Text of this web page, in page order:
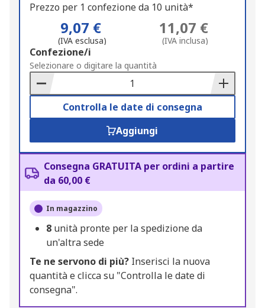
Prezzo per 1 confezione da 10 unità*
9,07 €
(IVA esclusa)
11,07 €
(IVA inclusa)
Add
to
Basket
Confezione/i
Selezionare o digitare la quantità
Controlla le date di consegna
Aggiungi
Consegna GRATUITA per ordini a partire
da 60,00 €
In magazzino
8 unità pronte per la spedizione da
un'altra sede
Te ne servono di più? Inserisci la nuova
quantità e clicca su "Controlla le date di
consegna".